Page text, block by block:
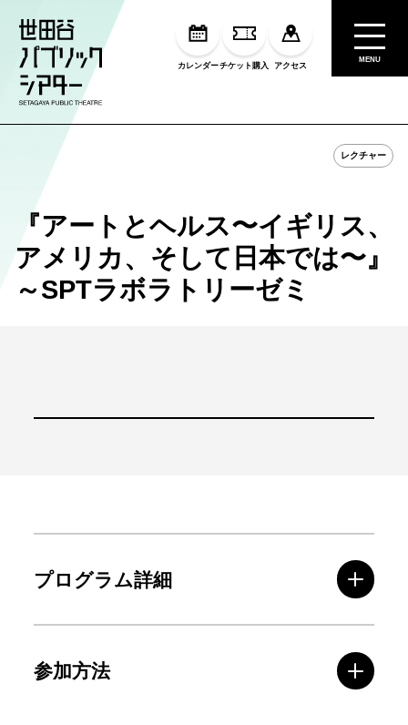
カレンダーチケット購入 アクセス
MENU
レクチャー
『アートとヘルス〜イギリス、
アメリカ、そして日本では〜』
～SPTラボラトリーゼミ
プログラム詳細
参加方法